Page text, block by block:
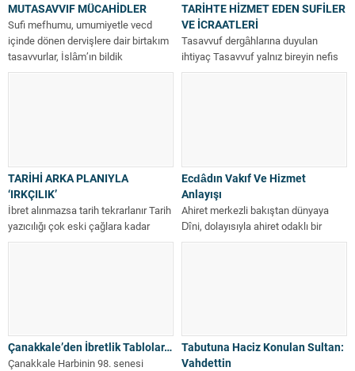
MUTASAVVIF MÜCAHİDLER
Sufi mefhumu, umumiyetle vecd
içinde dönen dervişlere dair birtakım
tasavvurlar, İslâm’ın bildik
geleneklerine benzemeyen sıradışı...
TARİHTE HİZMET EDEN SUFİLER
VE İCRAATLERİ
Tasavvuf dergâhlarına duyulan
ihtiyaç Tasavvuf yalnız bireyin nefis
terbiyesi ile ilgili olsaydı, kişilerin
TARİHİ ARKA PLANIYLA
‘IRKÇILIK’
İbret alınmazsa tarih tekrarlanır Tarih
yazıcılığı çok eski çağlara kadar
uzanır. Tarih yazmanın ve tarih...
Ecdâdın Vakıf Ve Hizmet
Anlayışı
Ahiret merkezli bakıştan dünyaya
Dîni, dolayısıyla ahiret odaklı bir
yaşam tarzını cemiyet hayatında, yok
Çanakkale’den İbretlik Tablolar…
Çanakkale Harbinin 98. senesi
Tabutuna Haciz Konulan Sultan:
Vahdettin